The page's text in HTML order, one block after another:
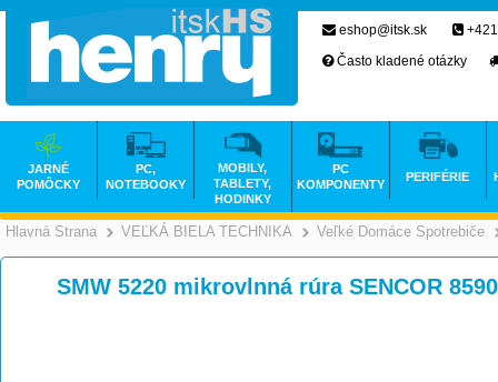
Hlavná Strana VEĽKÁ BIELA TECHNIKA Veľké Domáce Spotrebiče
SMW 5220 mikrovlnná rúra SENCOR
eshop@itsk.sk
Často kladené otázky
JARNÉ
POMÔCKY
PC,
NOTEBOOKY
MOBILY,
TABLETY,
HODINKY
PC
KOMPONENTY
PERIFÉRIE